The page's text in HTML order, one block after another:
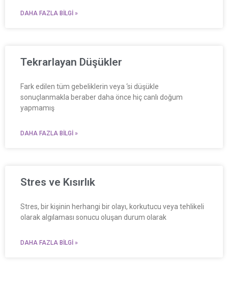
DAHA FAZLA BILGI »
Tekrarlayan Düşükler
Fark edilen tüm gebeliklerin veya ‘si düşükle
sonuçlanmakla beraber daha önce hiç canlı doğum
yapmamış
DAHA FAZLA BILGI »
Stres ve Kısırlık
Stres, bir kişinin herhangi bir olayı, korkutucu veya tehlikeli
olarak algılaması sonucu oluşan durum olarak
DAHA FAZLA BILGI »